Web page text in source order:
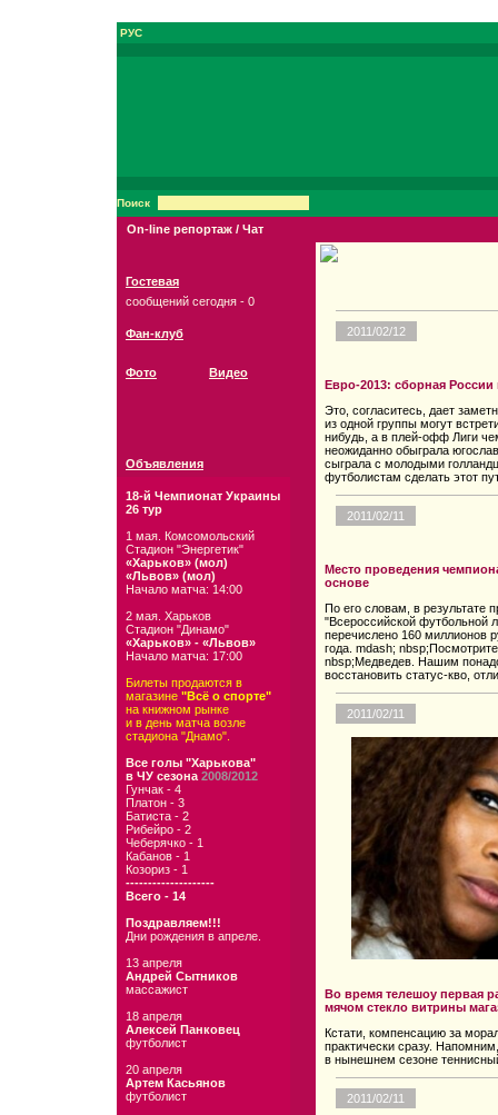
РУС
Поиск
On-line репортаж / Чат
Гостевая
сообщений сегодня - 0
Фан-клуб
Фото Видео
Объявления
18-й Чемпионат Украины
26 тур
1 мая. Комсомольский
Стадион "Энергетик"
«Харьков» (мол)
«Львов» (мол)
Начало матча: 14:00
2 мая. Харьков
Стадион "Динамо"
«Харьков» - «Львов»
Начало матча: 17:00
Билеты продаются в
магазине "Всё о спорте"
на книжном рынке
и в день матча возле
стадиона "Днамо".
Все голы "Харькова"
в ЧУ сезона 2008/2012
Гунчак - 4
Платон - 3
Батиста - 2
Рибейро - 2
Чеберячко - 1
Кабанов - 1
Козориз - 1
--------------------
Всего - 14
Поздравляем!!!
Дни рождения в апреле.
13 апреля
Андрей Сытников
массажист
18 апреля
Алексей Панковец
футболист
20 апреля
Артем Касьянов
футболист
2011/02/12
Евро-2013: сборная
Это, согласитесь, дает
из одной группы могут
нибудь, а в плей-офф Лиги
неожиданно обыграла
сыграла с молодыми
футболистам сделать этот
2011/02/11
Место проведения
основе
По его словам, в результате
"Всероссийской футбольной
перечислено 160 миллионов
года. mdash;
nbsp;Медведев. Нашим
восстановить статус-кво,
2011/02/11
Во время телешоу первая
мячом стекло витрины
Кстати, компенсацию за
практически сразу.
в нынешнем сезоне
2011/02/11